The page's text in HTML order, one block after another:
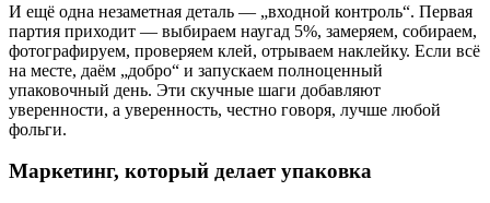
И ещё одна незаметная деталь — „входной контроль“. Первая
партия приходит — выбираем наугад 5%, замеряем, собираем,
фотографируем, проверяем клей, отрываем наклейку. Если всё
на месте, даём „добро“ и запускаем полноценный
упаковочный день. Эти скучные шаги добавляют
уверенности, а уверенность, честно говоря, лучше любой
фольги.
Маркетинг, который делает упаковка